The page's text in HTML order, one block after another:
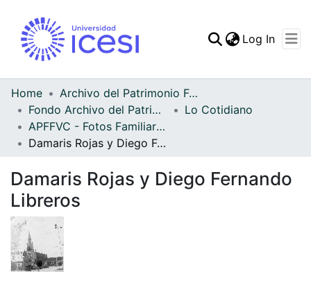
Statistics
Log In
Home
Archivo del Patrimonio Fotográfico y Fílmico del Valle del Cauca
Fondo Archivo del Patrimonio Fotográfico y Fílmico del Valle del Cauca
Lo Cotidiano
APFFVC - Fotos Familiares - Patrimonial
Damaris Rojas y Diego Fernando Libreros
Damaris Rojas y Diego Fernando
Libreros